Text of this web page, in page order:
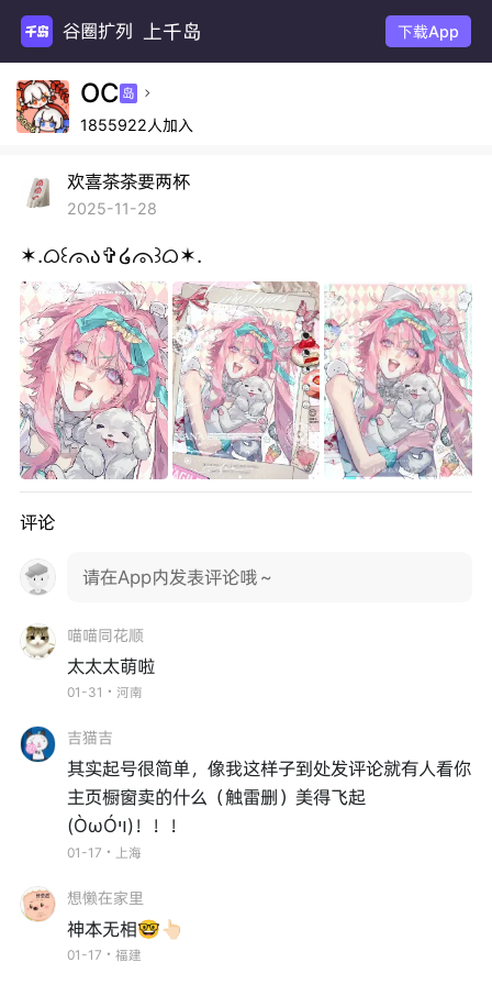
谷圈扩列 上千岛 下载App
OC 岛 
1855922人加入
欢喜茶茶要两杯
2025-11-28
✶.ᜊ꒰🜳ა✞໒🜳꒱ᜊ✶.
评论
请在App内发表评论哦～
喵喵同花顺
太太太萌啦
01-31・河南
吉猫吉
其实起号很简单，像我这样子到处发评论就有人看你
主页橱窗卖的什么（触雷删）美得飞起
(ÒωÓױ)！！！
01-17・上海
想懒在家里
神本无相🤓👆🏻
01-17・福建